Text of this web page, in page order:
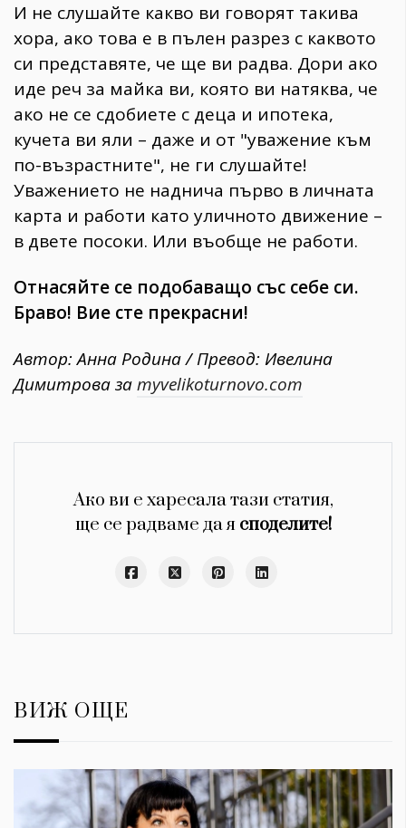
И не слушайте какво ви говорят такива
хора, ако това е в пълен разрез с каквото
си представяте, че ще ви радва. Дори ако
иде реч за майка ви, която ви натяква, че
ако не се сдобиете с деца и ипотека,
кучета ви яли – даже и от "уважение към
по-възрастните", не ги слушайте!
Уважението не наднича първо в личната
карта и работи като уличното движение –
в двете посоки. Или въобще не работи.
Отнасяйте се подобаващо със себе си.
Браво! Вие сте прекрасни!
Автор: Анна Родина / Превод: Ивелина
Димитрова заmyvelikoturnovo.com
Ако ви е харесала тази статия,
ще се радваме да я споделите!
ВИЖ ОЩЕ